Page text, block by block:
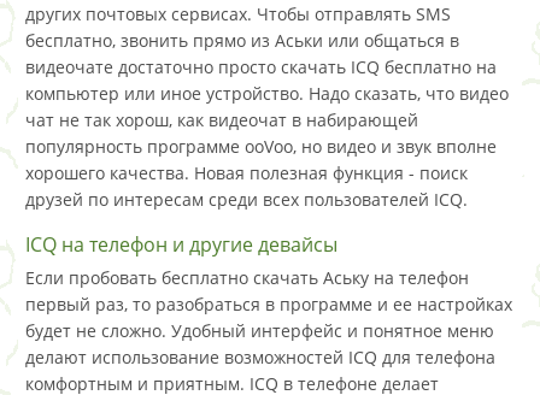
других почтовых сервисах. Чтобы отправлять SMS
бесплатно, звонить прямо из Аськи или общаться в
видеочате достаточно просто скачать ICQ бесплатно на
компьютер или иное устройство. Надо сказать, что видео
чат не так хорош, как видеочат в набирающей
популярность программе ooVoo, но видео и звук вполне
хорошего качества. Новая полезная функция - поиск
друзей по интересам среди всех пользователей ICQ.
ICQ нa тeлeфон и другие девайсы
Если пробовать бесплатно скачать Аську на телефон
первый раз, то разобраться в программе и ее настройках
будет не сложно. Удобный интерфейс и понятное меню
делают использование возможностей ICQ для телефона
комфортным и приятным. ICQ в телефоне делает